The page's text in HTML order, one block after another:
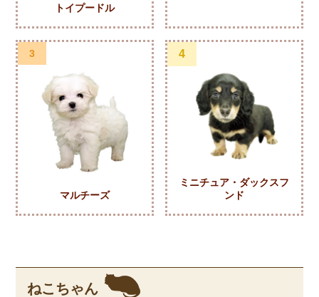
トイプードル
3
マルチーズ
4
ミニチュア・ダックスフ
ンド
ねこちゃん